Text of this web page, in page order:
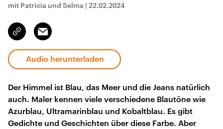
mit Patricia und Selma | 22.02.2024
Link
kopieren/teilen
Email
Audio herunterladen
Der Himmel ist Blau, das Meer und die Jeans natürlich
auch. Maler kennen viele verschiedene Blautöne wie
Azurblau, Ultramarinblau und Kobaltblau. Es gibt
Gedichte und Geschichten über diese Farbe. Aber